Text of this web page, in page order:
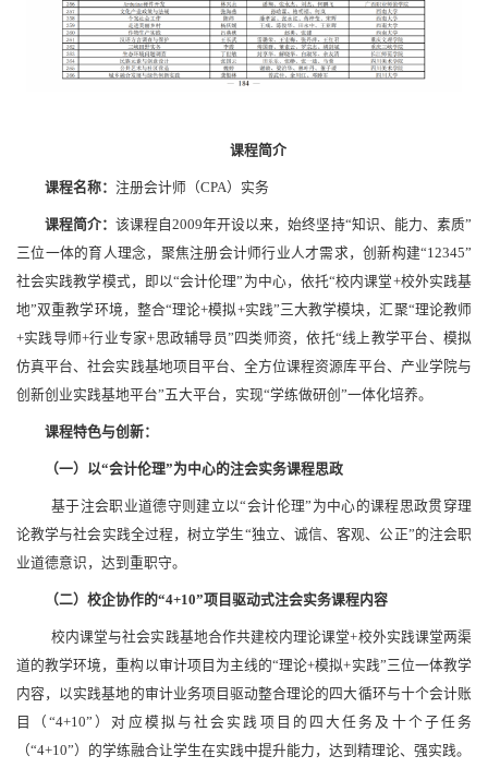
课程简介
课程名称： 注册会计师（CPA）实务
课程简介： 该课程自2009年开设以来，始终坚持“知识、能力、素质”
三位一体的育人理念，聚焦注册会计师行业人才需求，创新构建“12345”
社会实践教学模式，即以“会计伦理”为中心，依托“校内课堂+校外实践基
地”双重教学环境，整合“理论+模拟+实践”三大教学模块，汇聚“理论教师
+实践导师+行业专家+思政辅导员”四类师资，依托“线上教学平台、模拟
仿真平台、社会实践基地项目平台、全方位课程资源库平台、产业学院与
创新创业实践基地平台”五大平台，实现“学练做研创”一体化培养。
课程特色与创新：
（一） 以“会计伦理”为中心的注会实务课程思政
基于注会职业道德守则建立以“会计伦理”为中心的课程思政贯穿理
论教学与社会实践全过程，树立学生“独立、诚信、客观、公正”的注会职
业道德意识，达到重职守。
（二） 校企协作的“4+10”项目驱动式注会实务课程内容
校内课堂与社会实践基地合作共建校内理论课堂+校外实践课堂两渠
道的教学环境，重构以审计项目为主线的“理论+模拟+实践”三位一体教学
内容，以实践基地的审计业务项目驱动整合理论的四大循环与十个会计账
目（“4+10”）对应模拟与社会实践项目的四大任务及十个子任务
（“4+10”）的学练融合让学生在实践中提升能力，达到精理论、强实践。